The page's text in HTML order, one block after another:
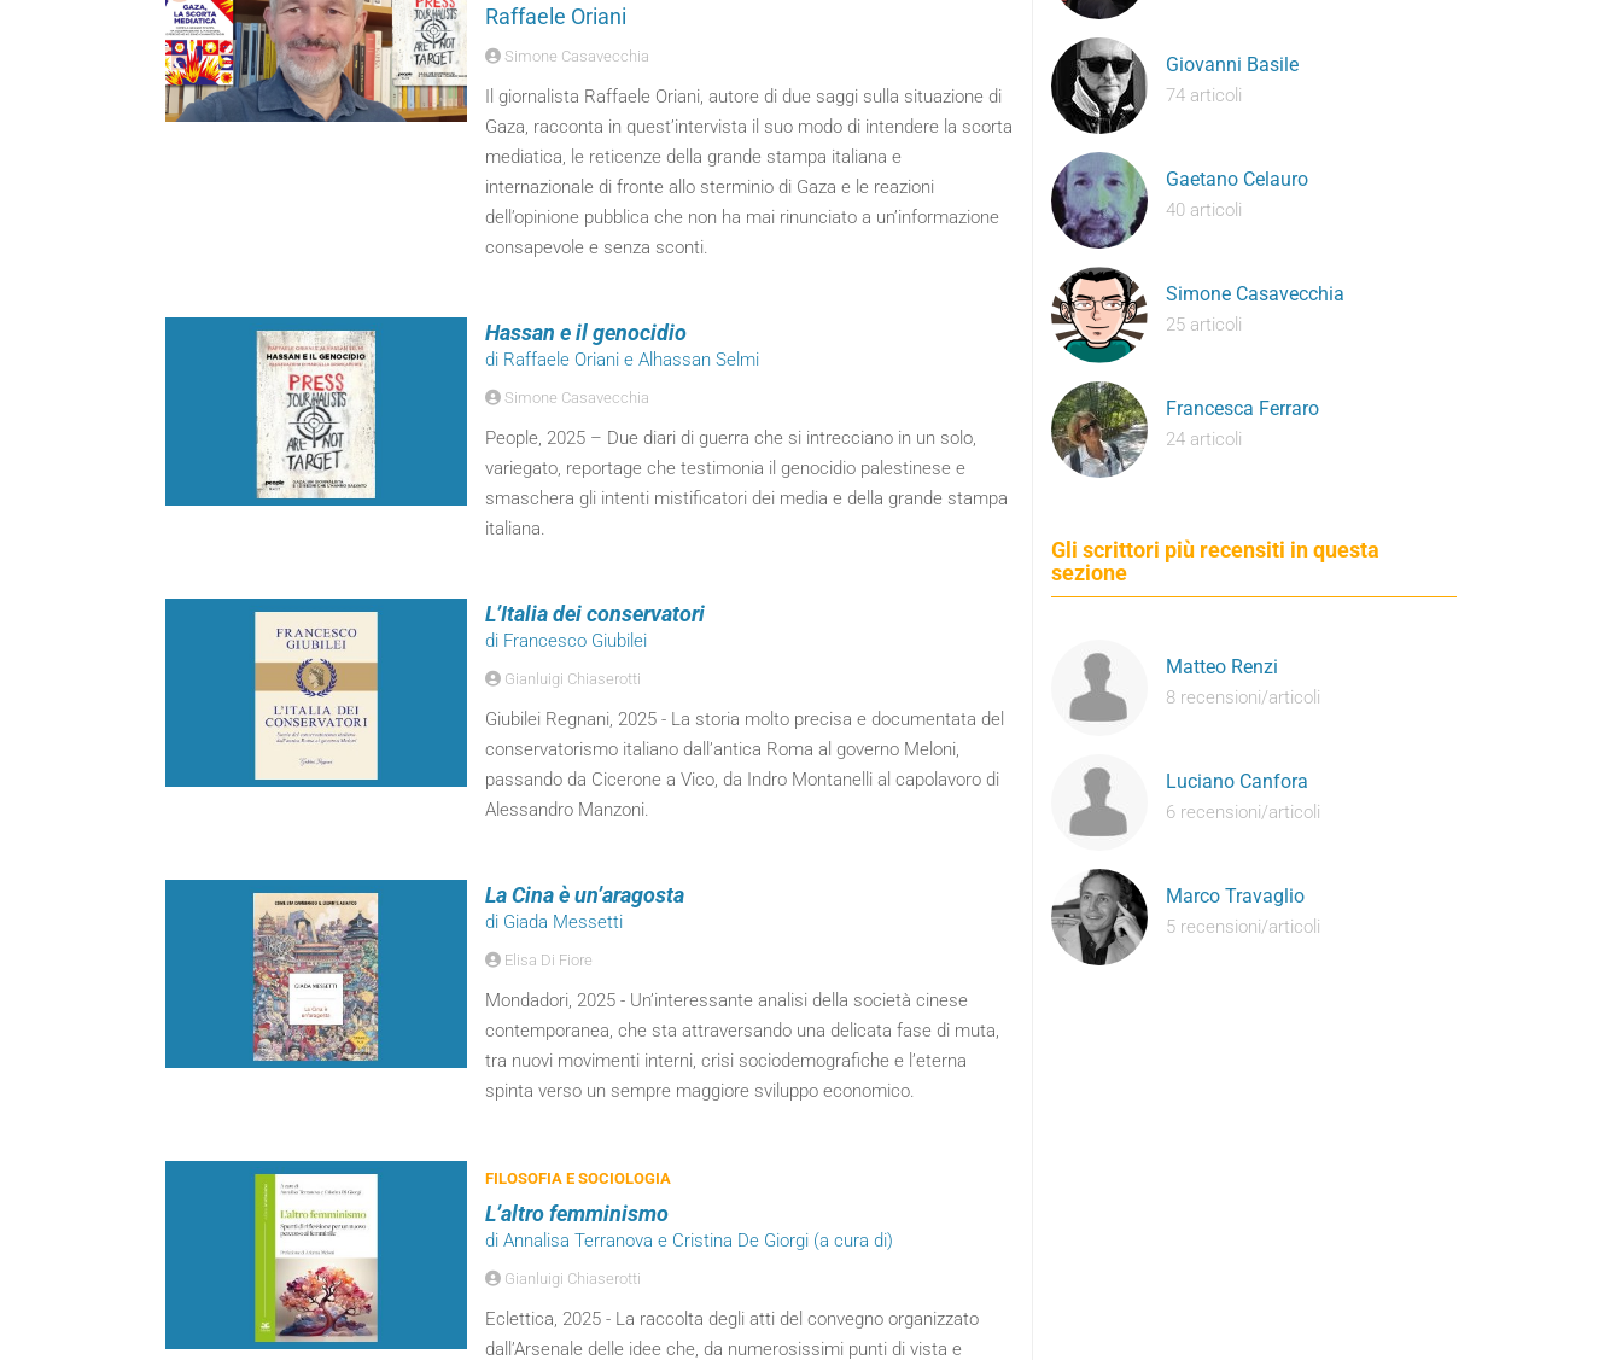
Raffaele Oriani
Simone Casavecchia
Il giornalista Raffaele Oriani, autore di due saggi sulla situazione di
Gaza, racconta in quest’intervista il suo modo di intendere la scorta
mediatica, le reticenze della grande stampa italiana e
internazionale di fronte allo sterminio di Gaza e le reazioni
dell’opinione pubblica che non ha mai rinunciato a un’informazione
consapevole e senza sconti.
Hassan e il genocidio
di Raffaele Oriani e Alhassan Selmi
Simone Casavecchia
People, 2025 – Due diari di guerra che si intrecciano in un solo,
variegato, reportage che testimonia il genocidio palestinese e
smaschera gli intenti mistificatori dei media e della grande stampa
italiana.
L’Italia dei conservatori
di Francesco Giubilei
Gianluigi Chiaserotti
Giubilei Regnani, 2025 - La storia molto precisa e documentata del
conservatorismo italiano dall’antica Roma al governo Meloni,
passando da Cicerone a Vico, da Indro Montanelli al capolavoro di
Alessandro Manzoni.
La Cina è un’aragosta
di Giada Messetti
Elisa Di Fiore
Mondadori, 2025 - Un’interessante analisi della società cinese
contemporanea, che sta attraversando una delicata fase di muta,
tra nuovi movimenti interni, crisi sociodemografiche e l’eterna
spinta verso un sempre maggiore sviluppo economico.
FILOSOFIA E SOCIOLOGIA
L’altro femminismo
di Annalisa Terranova e Cristina De Giorgi (a cura di)
Gianluigi Chiaserotti
Eclettica, 2025 - La raccolta degli atti del convegno organizzato
dall’Arsenale delle idee che, da numerosissimi punti di vista e
Giovanni Basile
74 articoli
Gaetano Celauro
40 articoli
Simone Casavecchia
25 articoli
Francesca Ferraro
24 articoli
Gli scrittori più recensiti in questa
sezione
Matteo Renzi
8 recensioni/articoli
Luciano Canfora
6 recensioni/articoli
Marco Travaglio
5 recensioni/articoli